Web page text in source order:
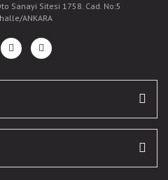
Sanayi Sitesi 1758. Cad. No:5
ANKARA